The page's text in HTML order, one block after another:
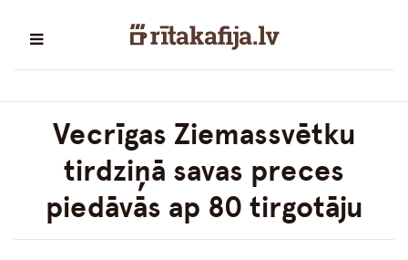
Vecrīgas Ziemassvētku
tirdziņā savas preces
piedāvās ap 80 tirgotāju